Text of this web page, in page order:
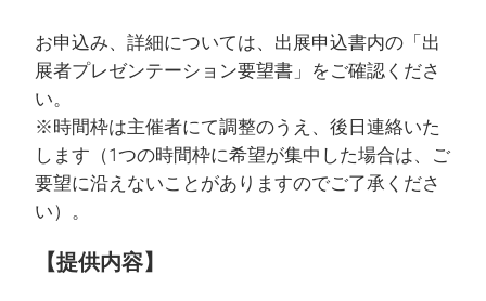
お申込み、詳細については、出展申込書内の「出
展者プレゼンテーション要望書」をご確認くださ
い。
※時間枠は主催者にて調整のうえ、後日連絡いた
します（1つの時間枠に希望が集中した場合は、ご
要望に沿えないことがありますのでご了承くださ
い）。
【提供内容】